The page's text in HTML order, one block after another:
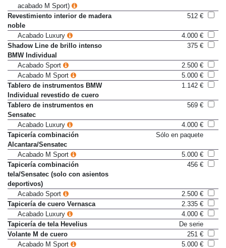
de freno en azul (solo con
acabado M Sport)
Revestimiento interior de madera
noble
Acabado Luxury
4.000 €
Shadow Line de brillo intenso
BMW Individual
Acabado Sport
2.500 €
Acabado M Sport
5.000 €
Tablero de instrumentos BMW
Individual revestido de cuero
Tablero de instrumentos en
Sensatec
Acabado Luxury
4.000 €
Tapicería combinación
Alcantara/Sensatec
Acabado M Sport
5.000 €
Tapicería combinación
tela/Sensatec (solo con asientos
deportivos)
Acabado Sport
2.500 €
Tapicería de cuero Vernasca
2.335 €
Acabado Luxury
4.000 €
Tapicería de tela Hevelius
De serie
Volante M de cuero
251 €